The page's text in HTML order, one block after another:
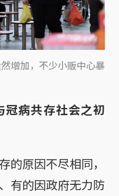
增加，不少小贩中心暴
冠病共存社会之初
的原因不尽相同，
有的因政府无力防